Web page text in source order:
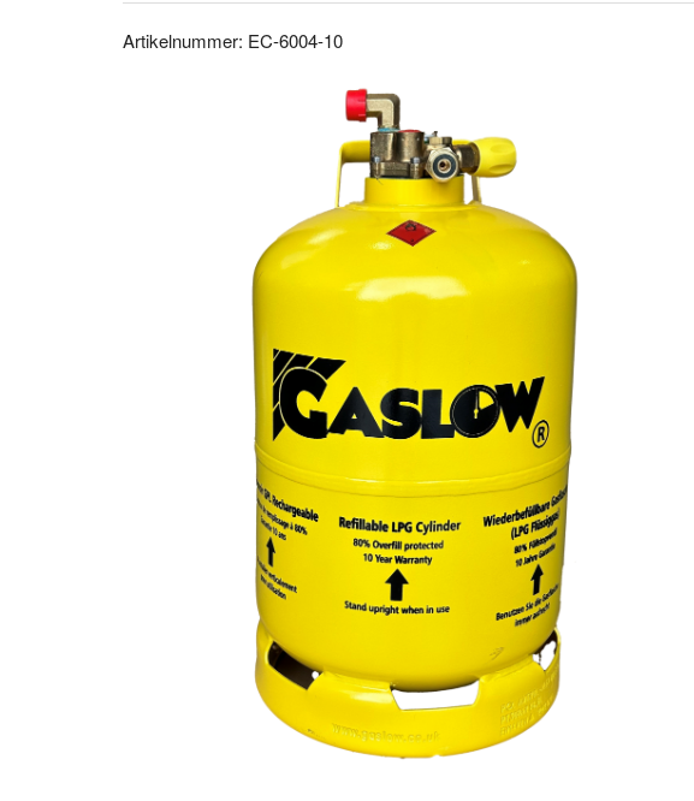
Artikelnummer: EC-6004-10